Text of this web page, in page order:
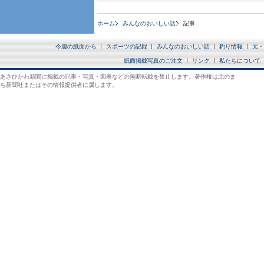
ホーム みんなのおいしい話 記事
今週の紙面から スポーツの記録 みんなのおいしい話 釣り情報 元
紙面掲載写真のご注文 リンク 私たちについて
あさひかわ新聞に掲載の記事・写真・図表などの無断転載を禁止します。著作権は北のま
ち新聞社またはその情報提供者に属します。